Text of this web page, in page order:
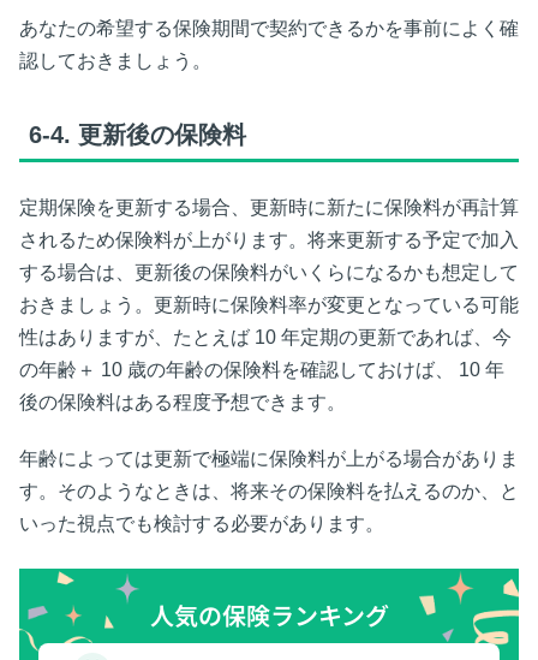
あなたの希望する保険期間で契約できるかを事前によく確
認しておきましょう。
6-4. 更新後の保険料
定期保険を更新する場合、更新時に新たに保険料が再計算
されるため保険料が上がります。将来更新する予定で加入
する場合は、更新後の保険料がいくらになるかも想定して
おきましょう。更新時に保険料率が変更となっている可能
性はありますが、たとえば 10 年定期の更新であれば、今
の年齢＋ 10 歳の年齢の保険料を確認しておけば、 10 年
後の保険料はある程度予想できます。
年齢によっては更新で極端に保険料が上がる場合がありま
す。そのようなときは、将来その保険料を払えるのか、と
いった視点でも検討する必要があります。
人気の保険ランキング